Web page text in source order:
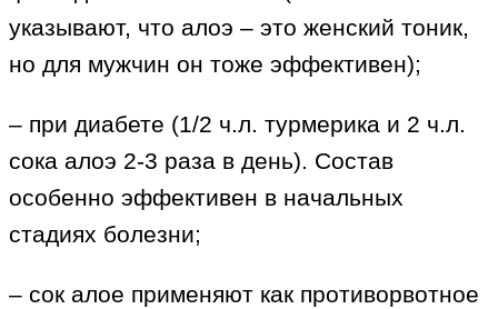
указывают, что алоэ – это женский тоник,
но для мужчин он тоже эффективен);
– при диабете (1/2 ч.л. турмерика и 2 ч.л.
сока алоэ 2-3 раза в день). Состав
особенно эффективен в начальных
стадиях болезни;
– сок алое применяют как противорвотное